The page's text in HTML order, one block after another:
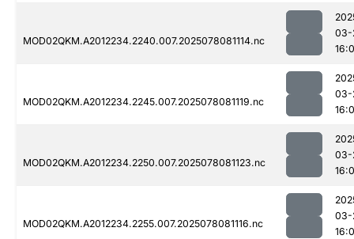
MOD02QKM.A2012234.2240.007.2025078081114.nc
03-
MOD02QKM.A2012234.2245.007.2025078081119.nc
03-
MOD02QKM.A2012234.2250.007.2025078081123.nc
03-
MOD02QKM.A2012234.2255.007.2025078081116.nc
03-